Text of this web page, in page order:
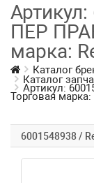
ПЕР
марка:
Каталог
Каталог
Артикул:
Торговая марка:
6001548938 /